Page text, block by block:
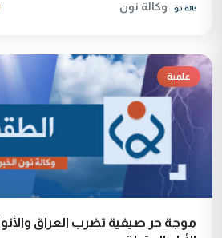
وكالة نون
علمية
موجة حر صيفية تضرب العراق